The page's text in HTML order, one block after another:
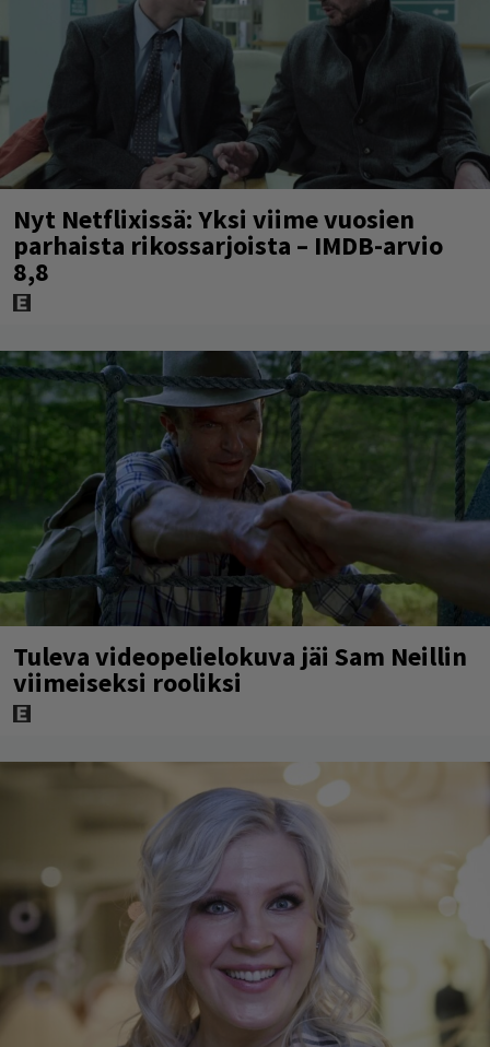
Nyt Netflixissä: Yksi viime vuosien
parhaista rikossarjoista – IMDB-arvio
8,8
Tuleva videopelielokuva jäi Sam Neillin
viimeiseksi rooliksi